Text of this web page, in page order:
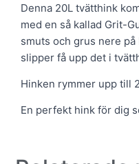
Denna 20L tvätthink
med en så kallad Grit-
smuts och grus nere
slipper få upp det i
Hinken rymmer upp till
En perfekt hink för dig